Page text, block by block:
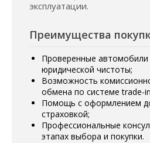
эксплуатации.
Преимущества
Проверенные автомобили
юридической чистоты;
Возможность
обмена по системе trade-
Помощь с оформлением
страховкой;
Профессиональные
этапах выбора и покупки.